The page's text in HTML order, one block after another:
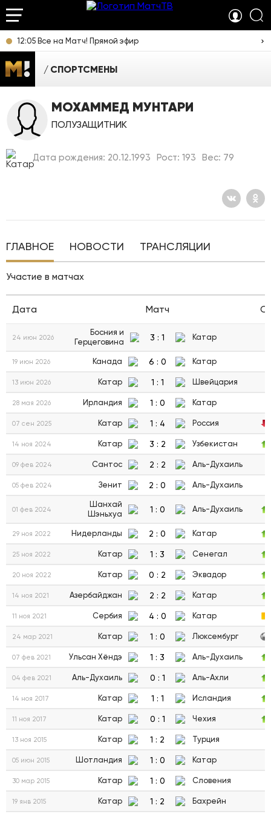
12:05 Все на Матч! Прямой эфир
СПОРТСМЕНЫ
МОХАММЕД МУНТАРИ
ПОЛУЗАЩИТНИК
Дата рождения: 20.12.1993 Рост: 193 Вес: 79
ГЛАВНОЕ НОВОСТИ ТРАНСЛЯЦИИ
Участие в матчах
Дата Матч
24 июн 2026
Босния и
Герцеговина
3 : 1 Катар
19 июн 2026 Канада 6 : 0 Катар
13 июн 2026 Катар 1 : 1 Швейцария
28 мая 2026 Ирландия 1 : 0 Катар
07 сен 2025 Катар 1 : 4 Россия
14 ноя 2024 Катар 3 : 2 Узбекистан
09 фев 2024 Сантос 2 : 2 Аль-Духаиль
05 фев 2024 Зенит 2 : 0 Аль-Духаиль
01 фев 2024
Шанхай
Шэньхуа
1 : 0 Аль-Духаиль
29 ноя 2022 Нидерланды 2 : 0 Катар
25 ноя 2022 Катар 1 : 3 Сенегал
20 ноя 2022 Катар 0 : 2 Эквадор
14 ноя 2021 Азербайджан 2 : 2 Катар
11 ноя 2021 Сербия 4 : 0 Катар
24 мар 2021 Катар 1 : 0 Люксембург
07 фев 2021 Ульсан Хёндэ 1 : 3 Аль-Духаиль
04 фев 2021 Аль-Духаиль 0 : 1 Аль-Ахли
14 ноя 2017 Катар 1 : 1 Исландия
11 ноя 2017 Катар 0 : 1 Чехия
13 ноя 2015 Катар 1 : 2 Турция
05 июн 2015 Шотландия 1 : 0 Катар
30 мар 2015 Катар 1 : 0 Словения
19 янв 2015 Катар 1 : 2 Бахрейн